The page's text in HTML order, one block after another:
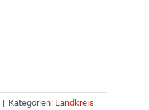
| Kategorien: Landkreis